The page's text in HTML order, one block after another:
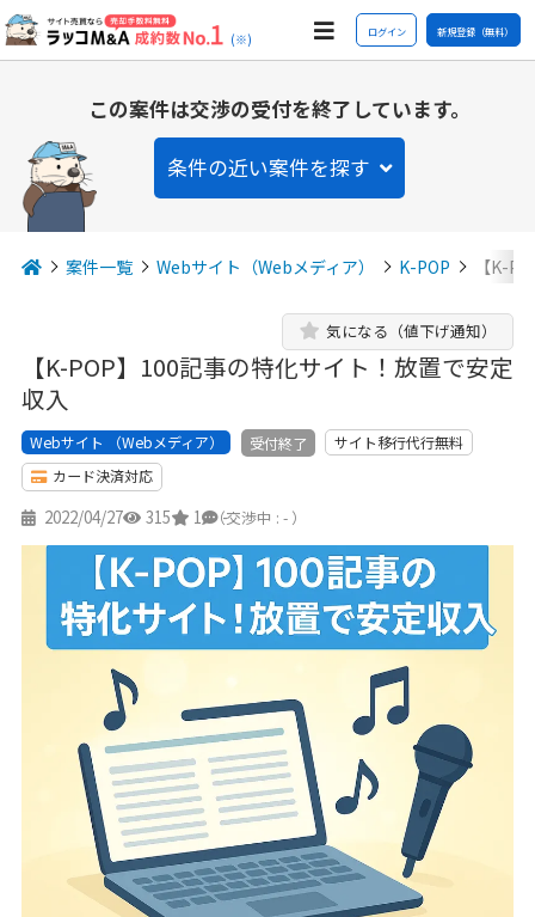
(※) ログイン 新規登録（無料）
この案件は交渉の受付を終了しています。
条件の近い案件を探す
案件一覧 Webサイト（Webメディア） K-POP 【K-
【K-POP】100記事の特化サイト！放置で安定
収入
気になる（値下げ通知）
Webサイト （Webメディア） 受付終了
サイト移行代行無料
カード決済対応
2022/04/27 315 1 -
（交渉中 : - ）